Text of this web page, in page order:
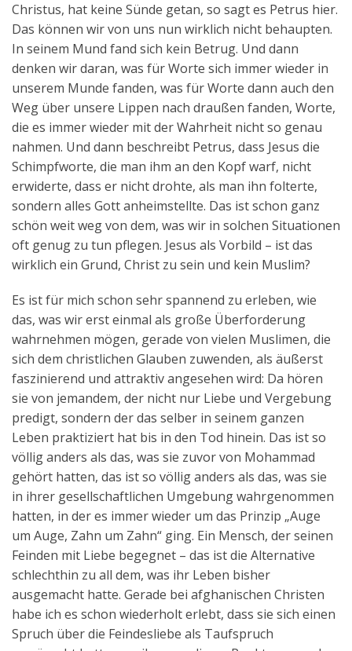
Christus, hat keine Sünde getan, so sagt es Petrus hier.
Das können wir von uns nun wirklich nicht behaupten.
In seinem Mund fand sich kein Betrug. Und dann
denken wir daran, was für Worte sich immer wieder in
unserem Munde fanden, was für Worte dann auch den
Weg über unsere Lippen nach draußen fanden, Worte,
die es immer wieder mit der Wahrheit nicht so genau
nahmen. Und dann beschreibt Petrus, dass Jesus die
Schimpfworte, die man ihm an den Kopf warf, nicht
erwiderte, dass er nicht drohte, als man ihn folterte,
sondern alles Gott anheimstellte. Das ist schon ganz
schön weit weg von dem, was wir in solchen Situationen
oft genug zu tun pflegen. Jesus als Vorbild – ist das
wirklich ein Grund, Christ zu sein und kein Muslim?
Es ist für mich schon sehr spannend zu erleben, wie
das, was wir erst einmal als große Überforderung
wahrnehmen mögen, gerade von vielen Muslimen, die
sich dem christlichen Glauben zuwenden, als äußerst
faszinierend und attraktiv angesehen wird: Da hören
sie von jemandem, der nicht nur Liebe und Vergebung
predigt, sondern der das selber in seinem ganzen
Leben praktiziert hat bis in den Tod hinein. Das ist so
völlig anders als das, was sie zuvor von Mohammad
gehört hatten, das ist so völlig anders als das, was sie
in ihrer gesellschaftlichen Umgebung wahrgenommen
hatten, in der es immer wieder um das Prinzip „Auge
um Auge, Zahn um Zahn“ ging. Ein Mensch, der seinen
Feinden mit Liebe begegnet – das ist die Alternative
schlechthin zu all dem, was ihr Leben bisher
ausgemacht hatte. Gerade bei afghanischen Christen
habe ich es schon wiederholt erlebt, dass sie sich einen
Spruch über die Feindesliebe als Taufspruch